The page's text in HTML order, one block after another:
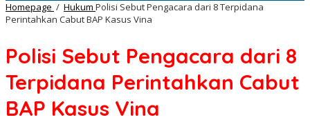
Homepage / Hukum Polisi Sebut Pengacara dari 8 Terpidana
Perintahkan Cabut BAP Kasus Vina
Polisi Sebut Pengacara dari 8
Terpidana Perintahkan Cabut
BAP Kasus Vina